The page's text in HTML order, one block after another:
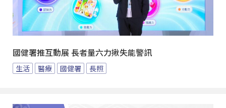
國健署推互動展 長者量六力揪失能警訊
生活 醫療 國健署 長照